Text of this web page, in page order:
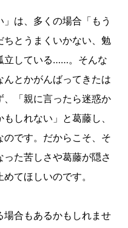
は、多くの場合「もう
ちとうまくいかない、勉
立している……。そんな
とかがんばってきたは
「親に言ったら迷惑か
しれない」と葛藤し、
です。だからこそ、そ
た苦しさや葛藤が隠さ
てほしいのです。
場合もあるかもしれませ